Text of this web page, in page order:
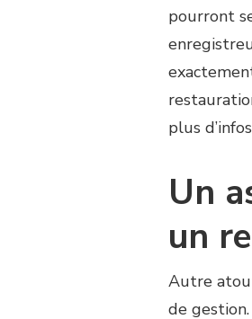
pourront
plus
Un
un
Autre
de